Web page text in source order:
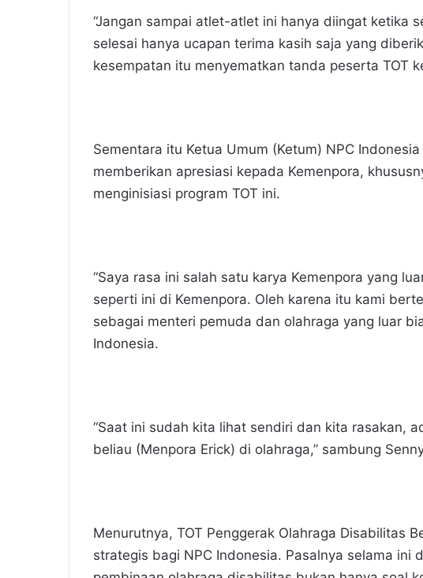
“Jangan sampai atlet-atlet ini hanya diingat ketika
selesai hanya ucapan terima kasih saja yang
kesempatan itu menyematkan tanda peserta TOT
Sementara itu Ketua Umum (Ketum) NPC
memberikan apresiasi kepada Kemenpora,
menginisiasi program TOT ini.
“Saya rasa ini salah satu karya Kemenpora yang
seperti ini di Kemenpora. Oleh karena itu kami
sebagai menteri pemuda dan olahraga yang luar
Indonesia.
“Saat ini sudah kita lihat sendiri dan kita rasakan,
beliau (Menpora Erick) di olahraga,” sambung
Menurutnya, TOT Penggerak Olahraga Disabilitas
strategis bagi NPC Indonesia. Pasalnya selama ini